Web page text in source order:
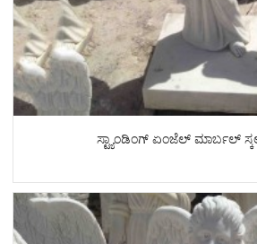
ಸ್ಟ್ಯಾಂಡಿಂಗ್ ಏಂಜೆಲ್ ಮಾರ್ಬಲ್